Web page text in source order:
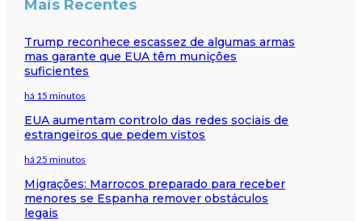
Mais Recentes
Trump reconhece escassez de algumas armas
mas garante que EUA têm munições
suficientes
há 15 minutos
EUA aumentam controlo das redes sociais de
estrangeiros que pedem vistos
há 25 minutos
Migrações: Marrocos preparado para receber
menores se Espanha remover obstáculos
legais